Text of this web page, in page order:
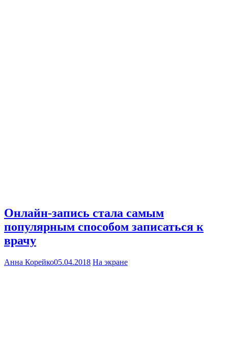
Онлайн-запись стала самым
популярным способом записаться к
врачу
Анна Корейко05.04.2018 На экране